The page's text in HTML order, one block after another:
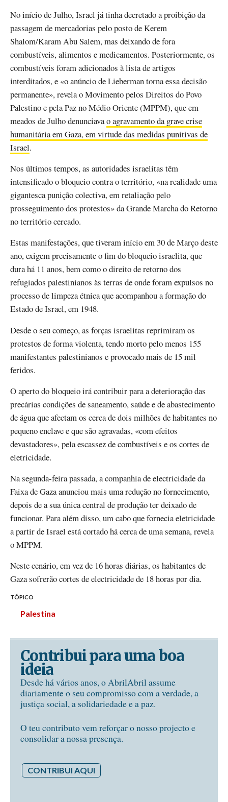
No início de Julho, Israel já tinha decretado a proibição da
passagem de mercadorias pelo posto de Kerem
Shalom/Karam Abu Salem, mas deixando de fora
combustíveis, alimentos e medicamentos. Posteriormente, os
combustíveis foram adicionados à lista de artigos
interditados, e «o anúncio de Lieberman torna essa decisão
permanente», revela o Movimento pelos Direitos do Povo
Palestino e pela Paz no Médio Oriente (MPPM), que em
meados de Julho denunciavao agravamento da grave crise
humanitária em Gaza, em virtude das medidas punitivas de
Israel.
Nos últimos tempos, as autoridades israelitas têm
intensificado o bloqueio contra o território, «na realidade uma
gigantesca punição colectiva, em retaliação pelo
prosseguimento dos protestos» da Grande Marcha do Retorno
no território cercado.
Estas manifestações, que tiveram início em 30 de Março deste
ano, exigem precisamente o fim do bloqueio israelita, que
dura há 11 anos, bem como o direito de retorno dos
refugiados palestinianos às terras de onde foram expulsos no
processo de limpeza étnica que acompanhou a formação do
Estado de Israel, em 1948.
Desde o seu começo, as forças israelitas reprimiram os
protestos de forma violenta, tendo morto pelo menos 155
manifestantes palestinianos e provocado mais de 15 mil
feridos.
O aperto do bloqueio irá contribuir para a deterioração das
precárias condições de saneamento, saúde e de abastecimento
de água que afectam os cerca de dois milhões de habitantes no
pequeno enclave e que são agravadas, «com efeitos
devastadores», pela escassez de combustíveis e os cortes de
eletricidade.
Na segunda-feira passada, a companhia de electricidade da
Faixa de Gaza anunciou mais uma redução no fornecimento,
depois de a sua única central de produção ter deixado de
funcionar. Para além disso, um cabo que fornecia eletricidade
a partir de Israel está cortado há cerca de uma semana, revela
o MPPM.
Neste cenário, em vez de 16 horas diárias, os habitantes de
Gaza sofrerão cortes de electricidade de 18 horas por dia.
TÓPICO
Palestina
Contribui para uma boa
ideia
Desde há vários anos, o AbrilAbril assume
diariamente o seu compromisso com a verdade, a
justiça social, a solidariedade e a paz.
O teu contributo vem reforçar o nosso projecto e
consolidar a nossa presença.
CONTRIBUI AQUI